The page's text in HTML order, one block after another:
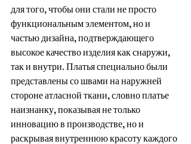
для того, чтобы они стали не просто
функциональным элементом, но и
частью дизайна, подтверждающего
высокое качество изделия как снаружи,
так и внутри. Платья специально были
представлены со швами на наружней
стороне атласной ткани, словно платье
наизнанку, показывая не только
инновацию в производстве, но и
раскрывая внутреннюю красоту каждого